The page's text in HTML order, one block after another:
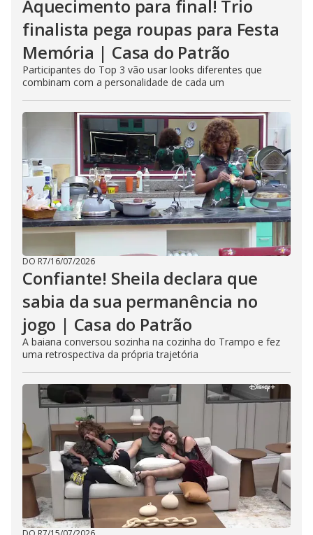
Aquecimento para final! Trio
finalista pega roupas para Festa
Memória | Casa do Patrão
Participantes do Top 3 vão usar looks diferentes que
combinam com a personalidade de cada um
DO R7/16/07/2026
Confiante! Sheila declara que
sabia da sua permanência no
jogo | Casa do Patrão
A baiana conversou sozinha na cozinha do Trampo e fez
uma retrospectiva da própria trajetória